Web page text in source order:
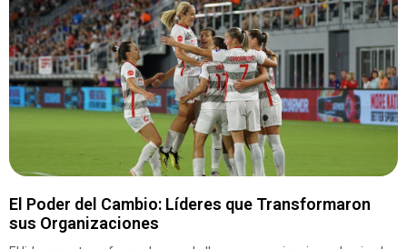
El Poder del Cambio: Líderes que Transformaron
sus Organizaciones